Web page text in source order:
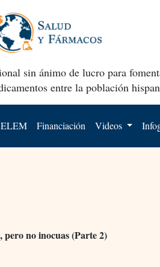
sin ánimo de lucro para
entre la población
Financiación Videos
pero no inocuas (Parte 2)